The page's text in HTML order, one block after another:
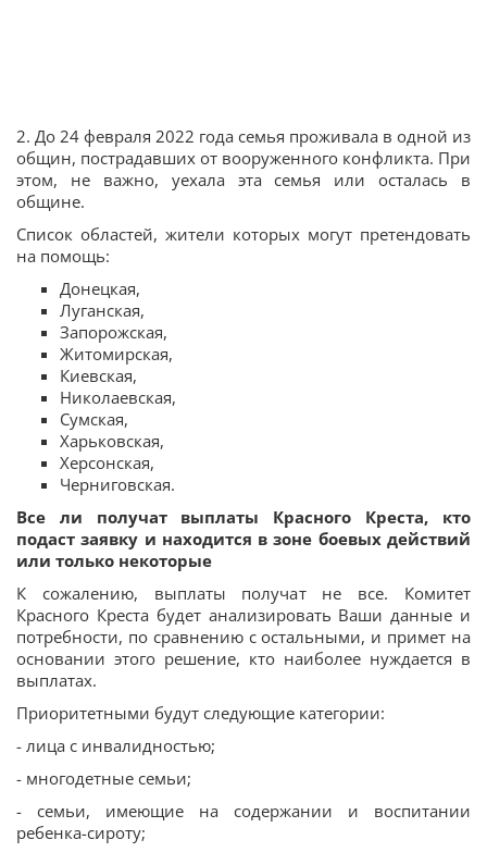
2. До 24 февраля 2022 года семья проживала в одной из
общин, пострадавших от вооруженного конфликта. При
этом, не важно, уехала эта семья или осталась в
общине.
Список областей, жители которых могут претендовать
на помощь:
Донецкая,
Луганская,
Запорожская,
Житомирская,
Киевская,
Николаевская,
Сумская,
Харьковская,
Херсонская,
Черниговская.
Все ли получат выплаты Красного Креста, кто
подаст заявку и находится в зоне боевых действий
или только некоторые
К сожалению, выплаты получат не все. Комитет
Красного Креста будет анализировать Ваши данные и
потребности, по сравнению с остальными, и примет на
основании этого решение, кто наиболее нуждается в
выплатах.
Приоритетными будут следующие категории:
- лица с инвалидностью;
- многодетные семьи;
- семьи, имеющие на содержании и воспитании
ребенка-сироту;